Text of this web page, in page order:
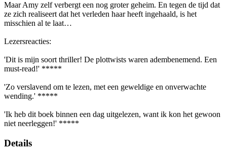
Maar Amy zelf verbergt een nog groter geheim. En tegen de tijd dat
ze zich realiseert dat het verleden haar heeft ingehaald, is het
misschien al te laat…
Lezersreacties:
'Dit is mijn soort thriller! De plottwists waren adembenemend. Een
must-read!' *****
'Zo verslavend om te lezen, met een geweldige en onverwachte
wending.' *****
'Ik heb dit boek binnen een dag uitgelezen, want ik kon het gewoon
niet neerleggen!' *****
Details